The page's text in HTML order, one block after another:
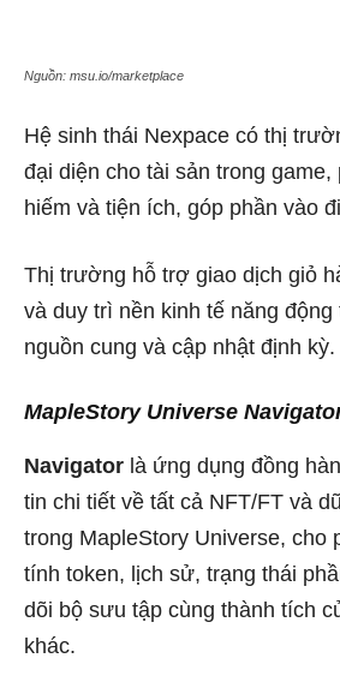
Nguồn: msu.io/marketplace
Hệ sinh thái Nexpace có thị
đại diện cho tài sản trong game,
hiếm và tiện ích, góp phần vào
Thị trường hỗ trợ giao dịch giỏ
và duy trì nền kinh tế năng
nguồn cung và cập nhật định kỳ.
MapleStory Universe
Navigator là ứng dụng đồng
tin chi tiết về tất cả NFT/FT và
trong MapleStory Universe, cho
tính token, lịch sử, trạng thái
dõi bộ sưu tập cùng thành tích
khác.